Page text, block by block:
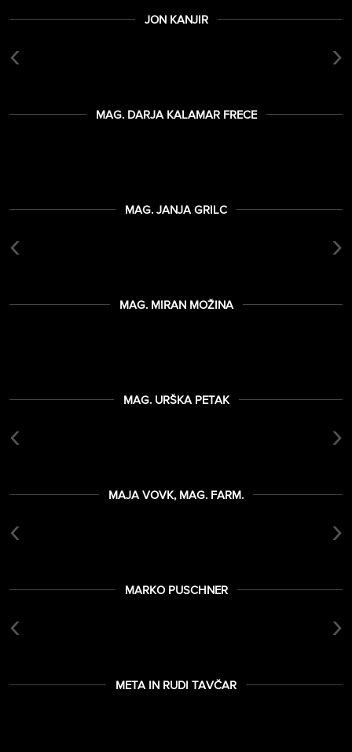
JON KANJIR
‹ ›
MAG. DARJA KALAMAR FRECE
MAG. JANJA GRILC
‹ ›
MAG. MIRAN MOŽINA
MAG. URŠKA PETAK
‹ ›
MAJA VOVK, MAG. FARM.
‹ ›
MARKO PUSCHNER
‹ ›
META IN RUDI TAVČAR